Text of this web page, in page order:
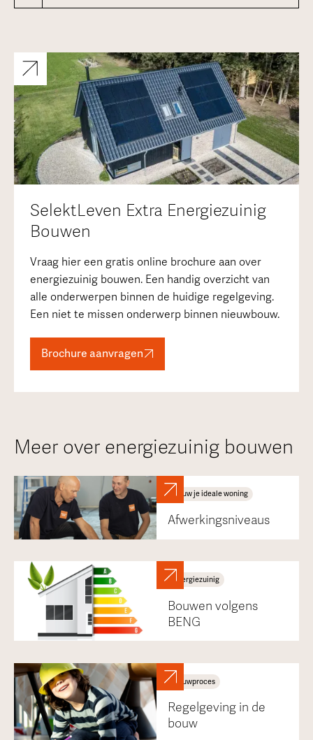
SelektLeven Extra Energiezuinig
Bouwen
Vraag hier een gratis online brochure aan over
energiezuinig bouwen. Een handig overzicht van
alle onderwerpen binnen de huidige regelgeving.
Een niet te missen onderwerp binnen nieuwbouw.
Brochure aanvragen
Meer over energiezuinig bouwen
Bouw je ideale woning
Afwerkingsniveaus
Energiezuinig
Bouwen volgens
BENG
Bouwproces
Regelgeving in de
bouw